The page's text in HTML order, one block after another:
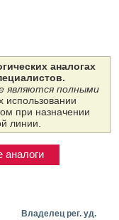
аналогах
являются полными
использовании
при назначении
линии.
аналоги
Владелец рег. уд.